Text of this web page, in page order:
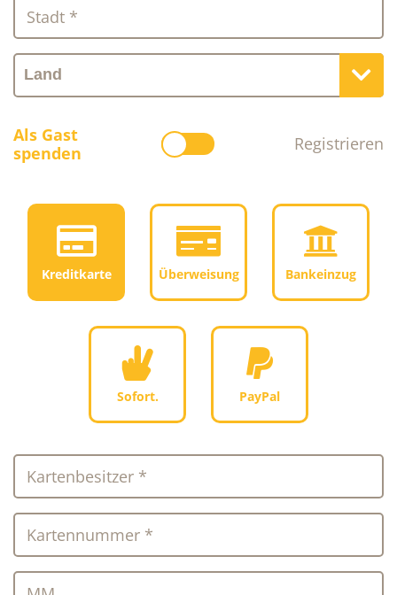
Stadt *
Als Gast
spenden
Registrieren
Kreditkarte Überweisung Bankeinzug
Sofort. PayPal
Kartenbesitzer *
Kartennummer *